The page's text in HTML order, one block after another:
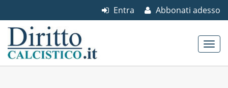
Abbonati adesso
Entra